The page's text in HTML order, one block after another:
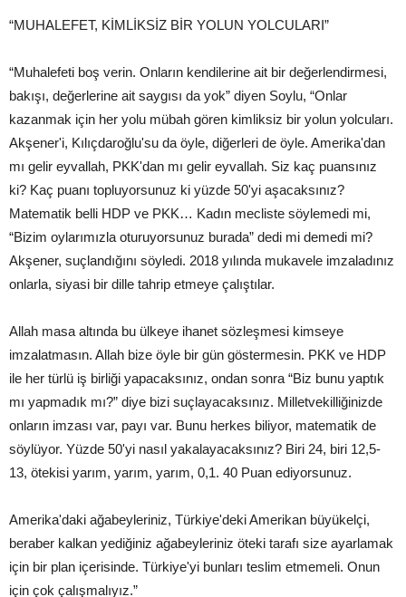
“MUHALEFET, KİMLİKSİZ BİR YOLUN YOLCULARI”
“Muhalefeti boş verin. Onların kendilerine ait bir değerlendirmesi,
bakışı, değerlerine ait saygısı da yok” diyen Soylu, “Onlar
kazanmak için her yolu mübah gören kimliksiz bir yolun yolcuları.
Akşener'i, Kılıçdaroğlu'su da öyle, diğerleri de öyle. Amerika'dan
mı gelir eyvallah, PKK'dan mı gelir eyvallah. Siz kaç puansınız
ki? Kaç puanı topluyorsunuz ki yüzde 50'yi aşacaksınız?
Matematik belli HDP ve PKK… Kadın mecliste söylemedi mi,
“Bizim oylarımızla oturuyorsunuz burada” dedi mi demedi mi?
Akşener, suçlandığını söyledi. 2018 yılında mukavele imzaladınız
onlarla, siyasi bir dille tahrip etmeye çalıştılar.
Allah masa altında bu ülkeye ihanet sözleşmesi kimseye
imzalatmasın. Allah bize öyle bir gün göstermesin. PKK ve HDP
ile her türlü iş birliği yapacaksınız, ondan sonra “Biz bunu yaptık
mı yapmadık mı?” diye bizi suçlayacaksınız. Milletvekilliğinizde
onların imzası var, payı var. Bunu herkes biliyor, matematik de
söylüyor. Yüzde 50'yi nasıl yakalayacaksınız? Biri 24, biri 12,5-
13, ötekisi yarım, yarım, yarım, 0,1. 40 Puan ediyorsunuz.
Amerika'daki ağabeyleriniz, Türkiye'deki Amerikan büyükelçi,
beraber kalkan yediğiniz ağabeyleriniz öteki tarafı size ayarlamak
için bir plan içerisinde. Türkiye'yi bunları teslim etmemeli. Onun
için çok çalışmalıyız.”